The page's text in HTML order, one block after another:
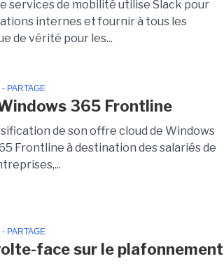
services de mobilité utilise Slack pour
internes et fournir à tous les
de vérité pour les...
PARTAGE
365 Frontline
de son offre cloud de Windows
Frontline à destination des salariés de
PARTAGE
face sur le plafonnement